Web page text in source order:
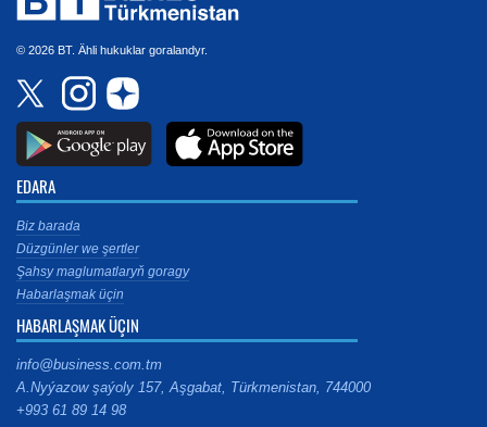
© 2026 BT. Ähli hukuklar goralandyr.
EDARA
Biz barada
Düzgünler we şertler
Şahsy maglumatlaryň goragy
Habarlaşmak üçin
HABARLAŞMAK ÜÇIN
info@business.com.tm
A.Nyýazow şaýoly 157, Aşgabat, Türkmenistan, 744000
+993 61 89 14 98